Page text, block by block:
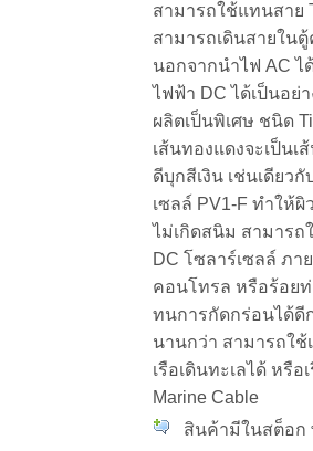
สามารถใช้แทนสาย
สามารถเดินสายใน
นอกจากนำไฟ AC ไ
ไฟฟ้า DC ได้เป็นอย่า
ผลิตเป็นพิเศษ ชนิด
เส้นทองแดงจะเป็นเ
ดีบุกสีเงิน เช่นเดียว
เซลล์ PV1-F ทำให้
ไม่เกิดสนิม สามารถ
DC โซลาร์เซลล์ ภา
คอนโทรล หรือร้อย
ทนการกัดกร่อนได้ดี
นานกว่า สามารถใช้
เรือเดินทะเลได้ หรือ
Marine Cable
สินค้ามีในสต็อก